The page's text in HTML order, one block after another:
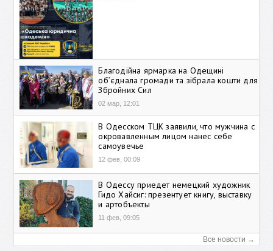
Благодійна ярмарка на Одещині
об’єднала громади та зібрала кошти для
Збройних Сил
02 мар, 12:01
В Одесском ТЦК заявили, что мужчина с
окровавленным лицом нанес себе
самоувечье
12 фев, 00:09
В Одессу приедет немецкий художник
Гидо Хайсиг: презентует книгу, выставку
и артобъекты
11 фев, 09:05
Все новости →